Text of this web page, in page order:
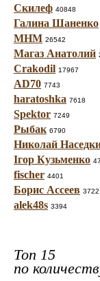
Скилеф 40848
Галина Шаненко
МНМ 26542
Магаз Анатолий
Crakodil 17967
AD70 7743
haratoshka 7618
Spektor 7249
Рыбак 6790
Николай
Ігор Кузьменко
fischer 4401
Борис Ассеев 3722
alek48s 3394
Топ 15
по